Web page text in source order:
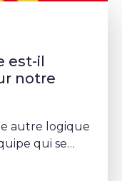
est-il
notre
autre logique
qui se